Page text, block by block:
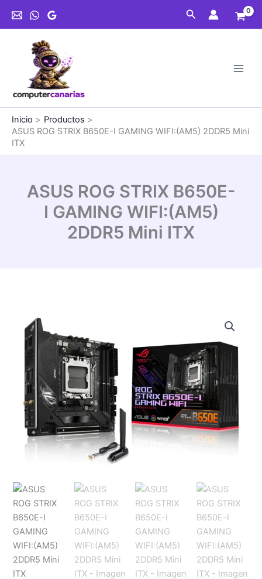
Buscar
Inicio
Productos
ASUS ROG STRIX B650E-I GAMING WIFI:(AM5) 2DDR5 Mini
ITX
ASUS ROG STRIX B650E-
I GAMING WIFI:(AM5)
2DDR5 Mini ITX
B650E-
I
(AM5)
2DDR5
ITX